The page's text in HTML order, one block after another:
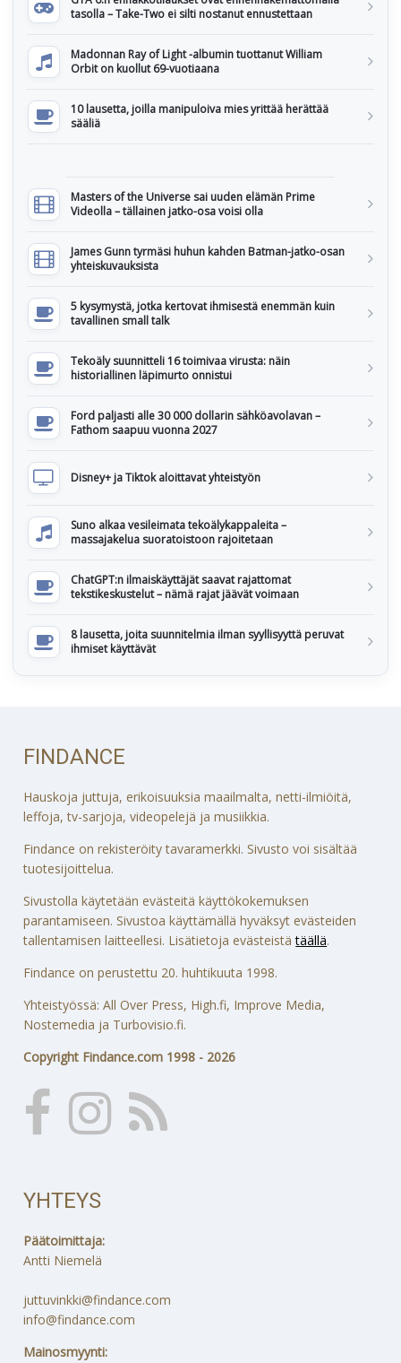
tasolla – Take-Two ei silti nostanut ennustettaan
Madonnan Ray of Light -albumin tuottanut William
Orbit on kuollut 69-vuotiaana
10 lausetta, joilla manipuloiva mies yrittää herättää
sääliä
Masters of the Universe sai uuden elämän Prime
Videolla – tällainen jatko-osa voisi olla
James Gunn tyrmäsi huhun kahden Batman-jatko-osan
yhteiskuvauksista
5 kysymystä, jotka kertovat ihmisestä enemmän kuin
tavallinen small talk
Tekoäly suunnitteli 16 toimivaa virusta: näin
historiallinen läpimurto onnistui
Ford paljasti alle 30 000 dollarin sähköavolavan –
Fathom saapuu vuonna 2027
Disney+ ja Tiktok aloittavat yhteistyön
Suno alkaa vesileimata tekoälykappaleita –
massajakelua suoratoistoon rajoitetaan
ChatGPT:n ilmaiskäyttäjät saavat rajattomat
tekstikeskustelut – nämä rajat jäävät voimaan
8 lausetta, joita suunnitelmia ilman syyllisyyttä peruvat
ihmiset käyttävät
FINDANCE
Hauskoja juttuja, erikoisuuksia maailmalta, netti-ilmiöitä,
leffoja, tv-sarjoja, videopelejä ja musiikkia.
Findance on rekisteröity tavaramerkki. Sivusto voi sisältää
tuotesijoittelua.
Sivustolla käytetään evästeitä käyttökokemuksen
parantamiseen. Sivustoa käyttämällä hyväksyt evästeiden
tallentamisen laitteellesi. Lisätietoja evästeistätäällä.
Findance on perustettu 20. huhtikuuta 1998.
Yhteistyössä: All Over Press, High.fi, Improve Media,
Nostemedia ja Turbovisio.fi.
Copyright Findance.com 1998 - 2026
YHTEYS
Päätoimittaja:
Antti Niemelä
juttuvinkki@findance.com
info@findance.com
Mainosmyynti: